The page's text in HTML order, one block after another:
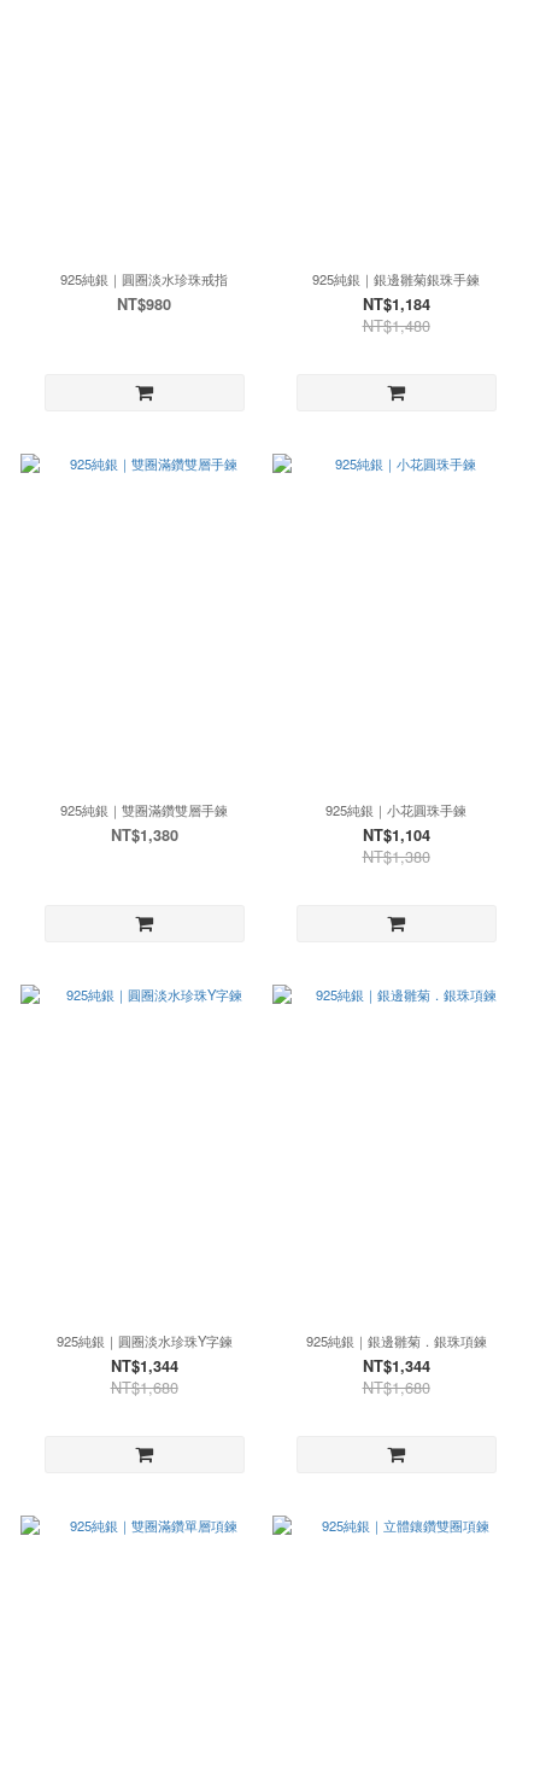
925純銀｜圓圈淡水珍珠戒指
NT$980
925純銀｜銀邊雛菊銀珠手鍊
NT$1,184
NT$1,480
925純銀｜雙圈滿鑽雙層手鍊
NT$1,380
925純銀｜小花圓珠手鍊
NT$1,104
NT$1,380
925純銀｜圓圈淡水珍珠Y字鍊
NT$1,344
NT$1,680
925純銀｜銀邊雛菊．銀珠項鍊
NT$1,344
NT$1,680